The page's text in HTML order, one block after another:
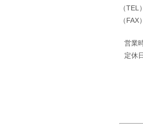
（
（
営業
定休